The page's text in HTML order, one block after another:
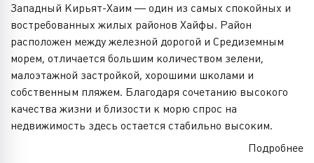
Западный Кирьят-Хаим — один из самых спокойных и
востребованных жилых районов Хайфы. Район
расположен между железной дорогой и Средиземным
морем, отличается большим количеством зелени,
малоэтажной застройкой, хорошими школами и
собственным пляжем. Благодаря сочетанию высокого
качества жизни и близости к морю спрос на
недвижимость здесь остается стабильно высоким.
Подробнее